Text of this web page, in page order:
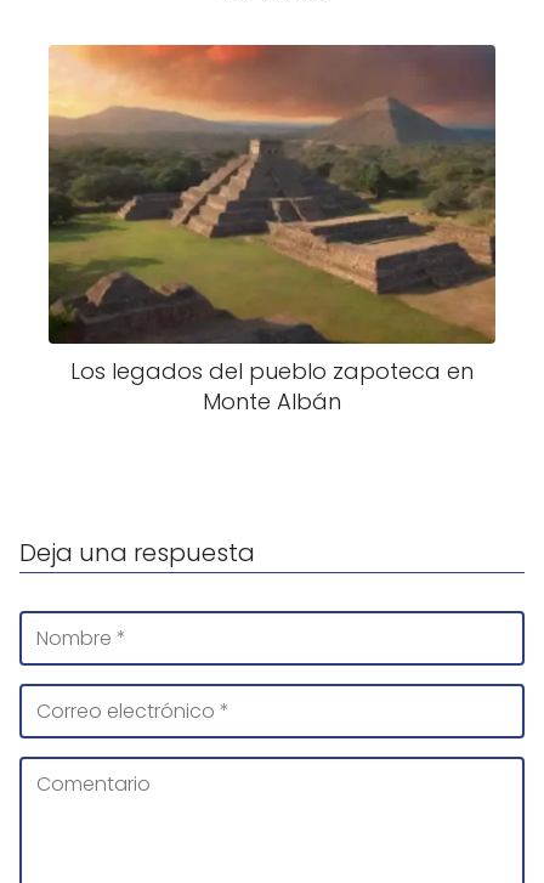
Los legados del pueblo zapoteca en
Monte Albán
Deja una respuesta